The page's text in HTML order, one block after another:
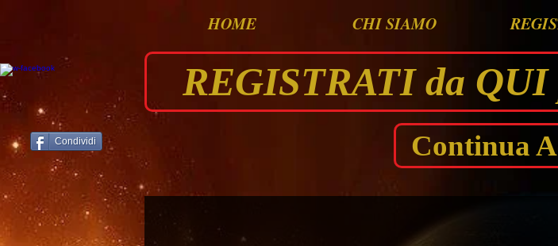
HOME CHI SIAMO
REGISTRATI da
Continua
Condividi